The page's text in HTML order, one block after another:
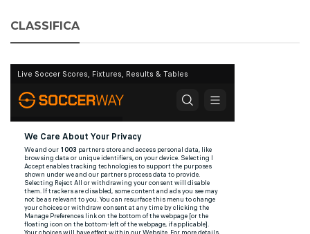
CLASSIFICA